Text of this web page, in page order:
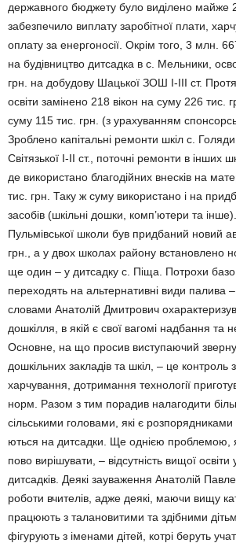
державного бюджету було виділено майже
забезпечило виплату заробітної плати,
оплату за енергоносії. Окрім того, 3 млн.
на будівництво дитсадка в с. Мельники,
грн. на добудову Шацької ЗОШ І-ІІІ ст.
освіти замінено 218 вікон на суму 226 тис.
суму 115 тис. грн. (з ура­хуванням
Зроблено капітальні ре­монти шкіл с.
Світязької І-ІІ ст., поточні ремонти в інших
де вико­рис­тано благодійних внесків на
тис. грн. Таку ж суму використано і на
засобів (шкільні дошки, комп’ютери та
Пу­льмівської школи був прид­баний новий
грн., а у двох школах ра­йону встановлено
ще один – у дит­садку с. Піща. Потрохи
переходять на альтернативні види палива
словами Ана­толій Дмитрович
дош­кілля, в якій є свої вагомі над­бання та
Основне, на що просив ви­с­тупаючий
дошкільних закладів та шкіл, – це контроль
харчування, дот­ри­мання технології
норм. Ра­зом з тим порадив налагодити
сіль­ськими головами, які є
ються на дитсадки. Ще однією проб­лемою,
пово вирішувати, – відсут­ність вищої освіти
дитсадків. Деякі заува­ження Анатолій
роботи вчителів, адже деякі, маючи вищу
пра­цю­ють з талановитими та здіб­ними
фі­гу­рують з іменами дітей, котрі беруть